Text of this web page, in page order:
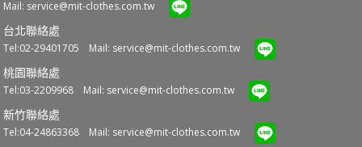
Mail: service@mit-clothes.com.tw
台北聯絡處
Tel:02-29401705 Mail: service@mit-clothes.com.tw
桃園聯絡處
Tel:03-2209968 Mail: service@mit-clothes.com.tw
新竹聯絡處
Tel:04-24863368 Mail: service@mit-clothes.com.tw